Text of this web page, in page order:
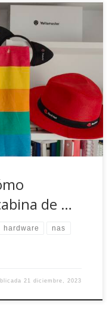
estado rondando la
de almacenamiento
pero quería
hasta entonces,
por USB.
de …
hardware nas
21 diciembre, 2023